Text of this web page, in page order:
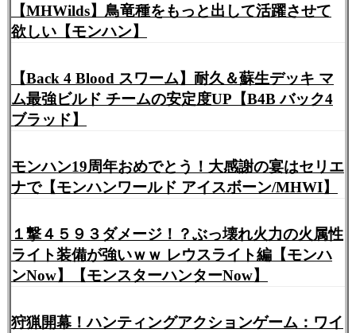
【MHWilds】鳥竜種をもっと出して活躍させて
欲しい【モンハン】
【Back 4 Blood スワーム】耐久＆蘇生デッキ マ
ム最強ビルド チームの安定度UP【B4B バック4
ブラッド】
モンハン19周年おめでとう！大感謝の宴はセリエ
ナで【モンハンワールド アイスボーン/MHWI】
１撃４５９３ダメージ！？ぶっ壊れ火力の火属性
ライト装備が強いｗｗ レウスライト編【モンハ
ンNow】【モンスターハンターNow】
狩猟開幕！ハンティングアクションゲーム：ワイ